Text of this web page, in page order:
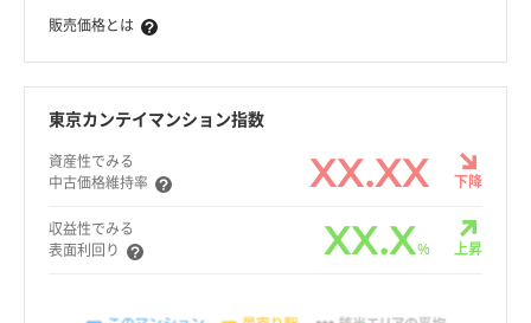
販売価格とは
東京カンテイマンション指数
資産性でみる
中古価格維持率
XX.XX 下降
収益性でみる
表面利回り
XX.X% 上昇